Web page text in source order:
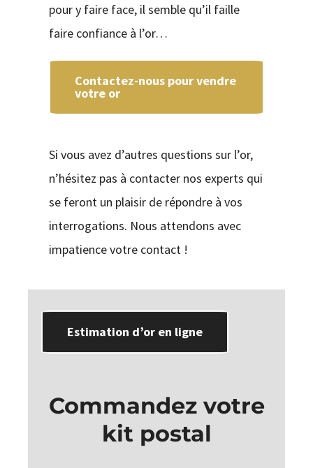
pour y faire face, il semble qu’il faille
faire confiance à l’or…
Contactez-nous pour vendre
votre or
Si vous avez d’autres questions sur l’or,
n’hésitez pas à contacter nos experts qui
se feront un plaisir de répondre à vos
interrogations. Nous attendons avec
impatience votre contact !
Estimation d’or en ligne
Commandez votre
kit postal